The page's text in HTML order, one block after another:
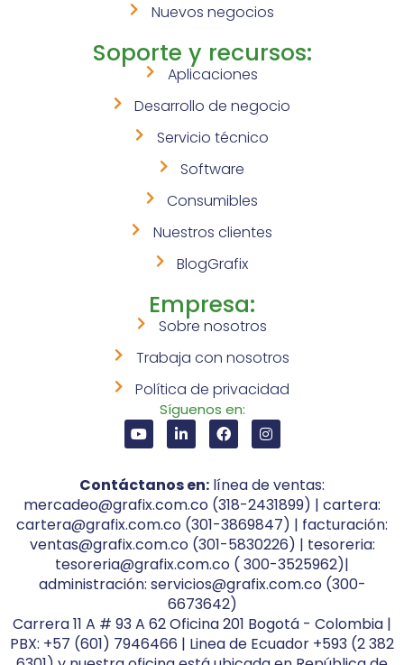
Nuevos negocios
Soporte y recursos:
Aplicaciones
Desarrollo de negocio
Servicio técnico
Software
Consumibles
Nuestros clientes
BlogGrafix
Empresa:
Sobre nosotros
Trabaja con nosotros
Política de privacidad
Síguenos en:
Contáctanos en: línea de ventas:
mercadeo@grafix.com.co (318-2431899) | cartera:
cartera@grafix.com.co (301-3869847) | facturación:
ventas@grafix.com.co (301-5830226) | tesoreria:
tesoreria@grafix.com.co ( 300-3525962)|
administración: servicios@grafix.com.co (300-
6673642)
Carrera 11 A # 93 A 62 Oficina 201 Bogotá - Colombia |
PBX: +57 (601) 7946466 | Linea de Ecuador +593 (2 382